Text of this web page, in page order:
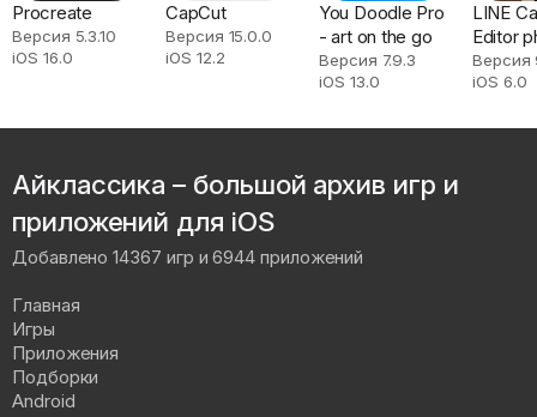
Procreate
Версия 5.3.10
iOS 16.0
CapCut
Версия 15.0.0
iOS 12.2
You Doodle Pro
- art on the go
Версия 7.9.3
iOS 13.0
LINE
Editor
Версия
iOS 6.0
Айклассика – большой архив игр и
приложений для iOS
Добавлено 14367 игр и 6944 приложений
Главная
Игры
Приложения
Подборки
Android